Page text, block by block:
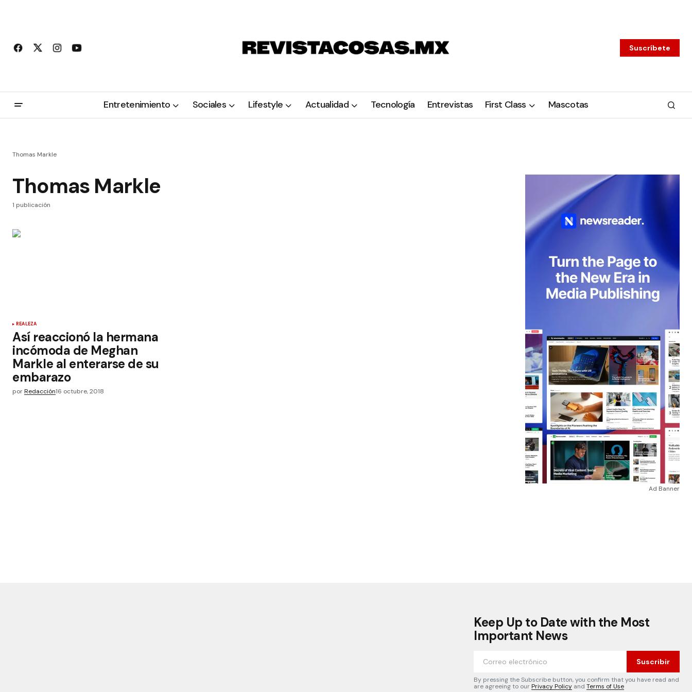
Suscríbete
Entretenimiento Sociales Lifestyle Actualidad Tecnología Entrevistas First Class Mascotas
Thomas Markle
Thomas Markle
1 publicación
REALEZA
Así reaccionó la hermana
incómoda de Meghan
Markle al enterarse de su
embarazo
porRedacción16 octubre, 2018
Ad Banner
Keep Up to Date with the Most
Important News
Suscribir
By pressing the Subscribe button, you confirm that you have read and
are agreeing to ourPrivacy Policy and Terms of Use